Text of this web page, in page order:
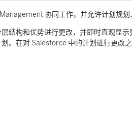
协同工作，并允许计划规划
结构和优势进行更改，并即时直观显
。在对 Salesforce 中的计划进行更改